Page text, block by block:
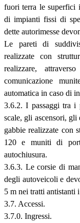
fuori terra le superfici
di impianti fissi di
dette autorimesse
Le pareti di
realizzate con
realizzare,
comunicazione
automatica in caso di
3.6.2. I passaggi tra i
scale, gli ascensori, gli
gabbie realizzate con
120 e muniti di
autochiusura.
3.6.3. Le corsie di
degli autoveicoli e
5 m nei tratti antistanti
3.7. Accessi.
3.7.0. Ingressi.